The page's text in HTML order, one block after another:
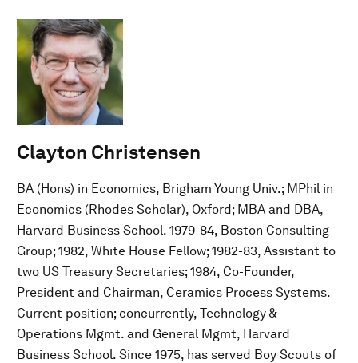
Clayton Christensen
BA (Hons) in Economics, Brigham Young Univ.; MPhil in
Economics (Rhodes Scholar), Oxford; MBA and DBA,
Harvard Business School. 1979-84, Boston Consulting
Group; 1982, White House Fellow; 1982-83, Assistant to
two US Treasury Secretaries; 1984, Co-Founder,
President and Chairman, Ceramics Process Systems.
Current position; concurrently, Technology &
Operations Mgmt. and General Mgmt, Harvard
Business School. Since 1975, has served Boy Scouts of